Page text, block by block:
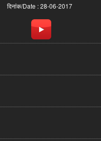
दिनांक/Date : 28-06-2017